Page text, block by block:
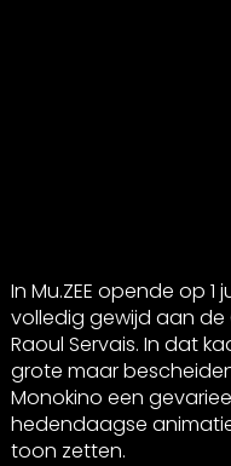
In Mu.ZEE opende op
volledig gewijd aan
Raoul Servais. In dat
grote maar
Monokino een
hedendaagse
toon zetten.